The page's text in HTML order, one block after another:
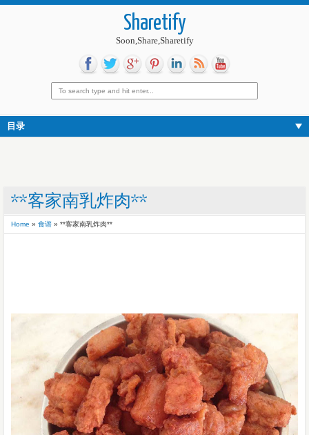
Sharetify
Soon,Share,Sharetify
目录
**客家南乳炸肉**
Home » 食谱 » **客家南乳炸肉**